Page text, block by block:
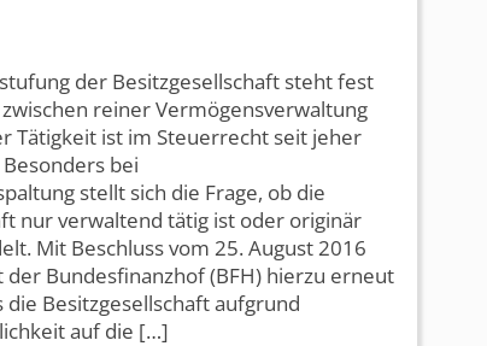
der Besitzgesellschaft steht fest
reiner Vermögensverwaltung
Tätigkeit ist im Steuerrecht seit jeher
bei
stellt sich die Frage, ob die
nur verwaltend tätig ist oder originär
Mit Beschluss vom 25. August 2016
der Bundesfinanzhof (BFH) hierzu erneut
die Besitzgesellschaft aufgrund
auf die […]